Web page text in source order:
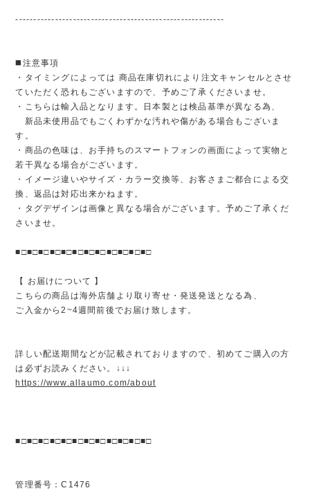
----------------------------------------------------------
◼️注意事項
・タイミングによっては 商品在庫切れにより注文キャンセルとさせ
ていただく恐れもございますので、予めご了承くださいませ。
・こちらは輸入品となります。日本製とは検品基準が異なる為、
新品未使用品でもごくわずかな汚れや傷がある場合もございま
す。
・商品の色味は、お手持ちのスマートフォンの画面によって実物と
若干異なる場合がございます。
・イメージ違いやサイズ・カラー交換等、お客さまご都合による交
換、返品は対応出来かねます。
・タグデザインは画像と異なる場合がございます。予めご了承くだ
さいませ。
■□■□■□■□■□■□■□■□■□■□■□■□
【 お届けについて 】
こちらの商品は海外店舗より取り寄せ・発送発送となる為、
ご入金から2~4週間前後でお届け致します。
詳しい配送期間などが記載されておりますので、初めてご購入の方
は必ずお読みください。↓↓↓
https://www.allaumo.com/about
■□■□■□■□■□■□■□■□■□■□■□■□
管理番号：C1476